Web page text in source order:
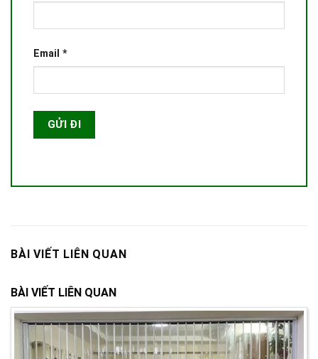
Email *
BÀI VIẾT LIÊN QUAN
BÀI VIẾT LIÊN QUAN